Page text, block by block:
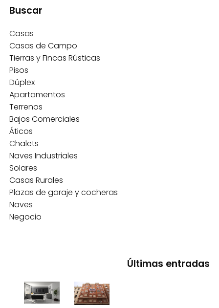
Buscar
Casas
Casas de Campo
Tierras y Fincas Rústicas
Pisos
Dúplex
Apartamentos
Terrenos
Bajos Comerciales
Áticos
Chalets
Naves Industriales
Solares
Casas Rurales
Plazas de garaje y cocheras
Naves
Negocio
Últimas entradas